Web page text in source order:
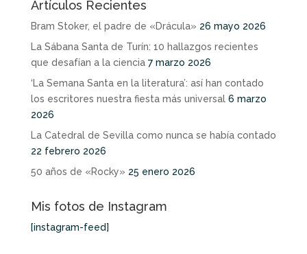
Artículos Recientes
Bram Stoker, el padre de «Drácula» 26 mayo 2026
La Sábana Santa de Turín: 10 hallazgos recientes
que desafían a la ciencia 7 marzo 2026
‘La Semana Santa en la literatura’: así han contado
los escritores nuestra fiesta más universal 6 marzo
2026
La Catedral de Sevilla como nunca se había contado
22 febrero 2026
50 años de «Rocky» 25 enero 2026
Mis fotos de Instagram
[instagram-feed]